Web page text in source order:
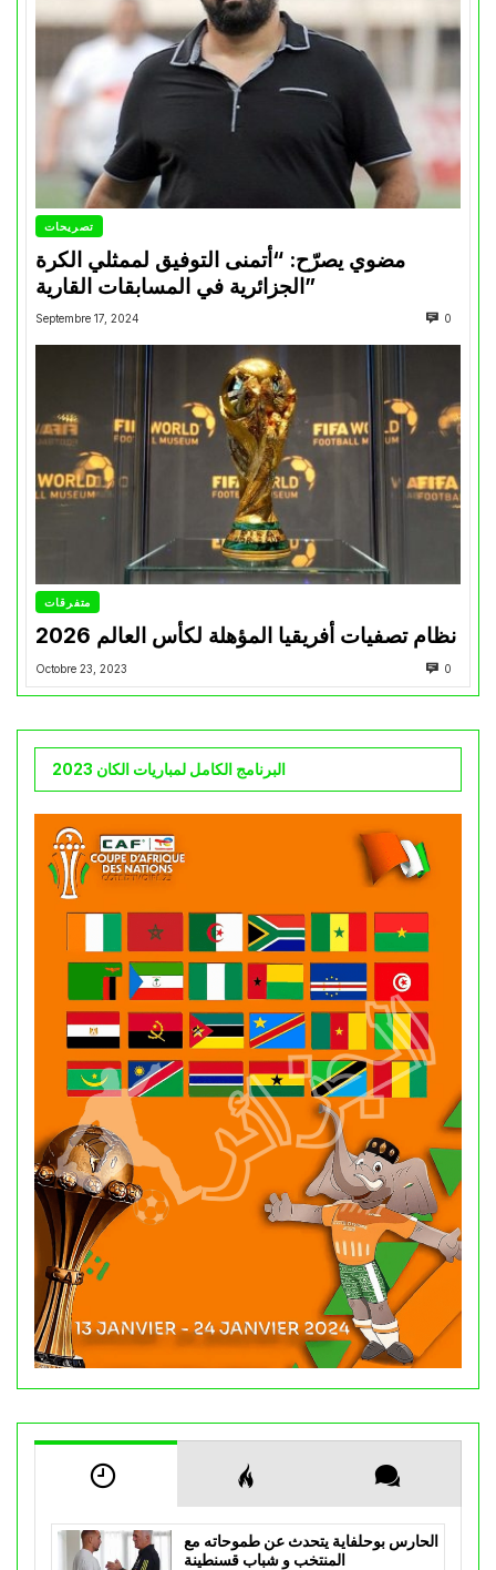
تصريحات
مضوي يصرّح: “أتمنى التوفيق لممثلي الكرة
الجزائرية في المسابقات القارية”
Septembre 17, 2024 0
متفرقات
نظام تصفيات أفريقيا المؤهلة لكأس العالم 2026
Octobre 23, 2023 0
البرنامج الكامل لمباريات الكان 2023
الحارس بوحلفاية يتحدث عن طموحاته مع
المنتخب و شباب قسنطينة